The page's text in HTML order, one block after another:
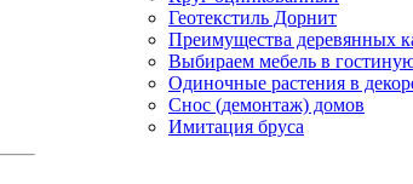
Геотекстиль Дорнит
Преимущества деревянных
Выбираем мебель в
Одиночные растения в
Снос (демонтаж) домов
Имитация бруса